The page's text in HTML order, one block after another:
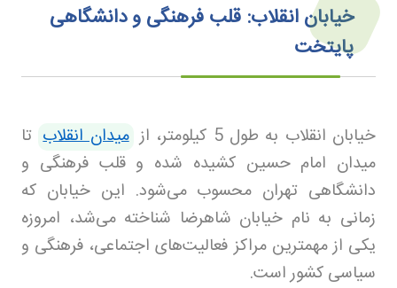
خیابان انقلاب: قلب فرهنگی و دانشگاهی
پایتخت
خیابان انقلاب به طول 5 کیلومتر، از میدان انقلاب تا
میدان امام حسین کشیده شده و قلب فرهنگی و
دانشگاهی تهران محسوب می‌شود. این خیابان که
زمانی به نام خیابان شاهرضا شناخته می‌شد، امروزه
یکی از مهمترین مراکز فعالیت‌های اجتماعی، فرهنگی و
سیاسی کشور است.